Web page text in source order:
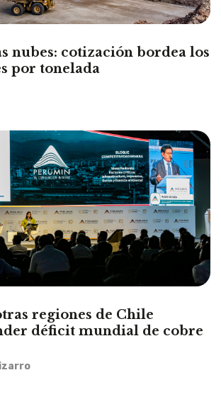
nubes: cotización bordea los
por tonelada
regiones de Chile
déficit mundial de cobre